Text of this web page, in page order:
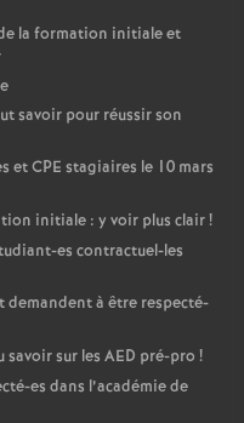
la formation initiale et
savoir pour réussir son
etCPE stagiaires le 10 mars
initiale : y voir plus clair!
es contractuel-les
à être respecté-
savoir sur les AED pré-pro !
es dans l’académie de